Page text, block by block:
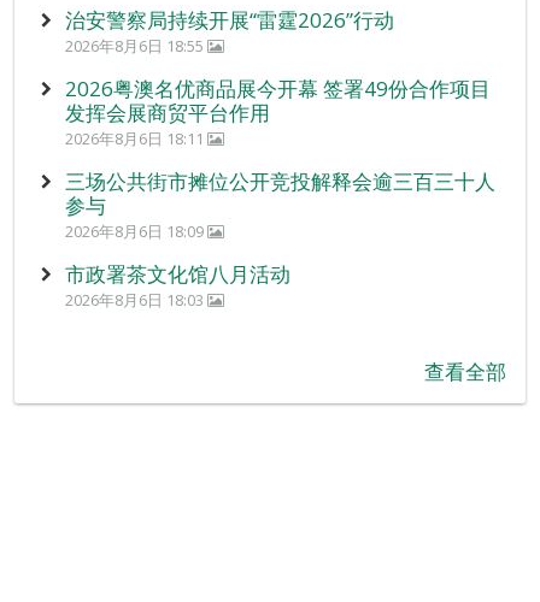
治安警察局持续开展“雷霆2026”行动
2026年8月6日 18:55
2026粤澳名优商品展今开幕 签署49份合作项目
发挥会展商贸平台作用
2026年8月6日 18:11
三场公共街市摊位公开竞投解释会逾三百三十人
参与
2026年8月6日 18:09
市政署茶文化馆八月活动
2026年8月6日 18:03
查看全部